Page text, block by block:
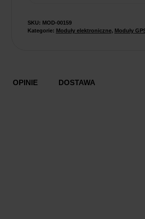
SKU: MOD-00159
Kategorie: Moduły elektroniczne, Moduły
OPINIE DOSTAWA